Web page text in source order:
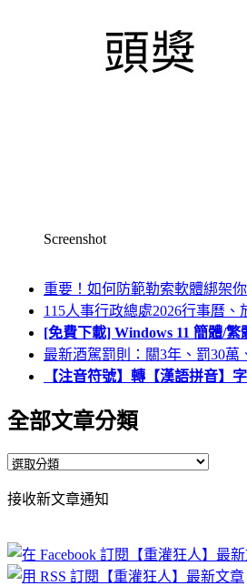
Screenshot
重要！如何防範勒索軟體綁架
115人事行政總處2026行事曆、
[免費下載] Windows 11 簡體/
最新酒駕罰則：關3年、罰30萬
【注音符號】轉【漢語拼音】
全部文章分類
全
文
分
類
接收新文章通知